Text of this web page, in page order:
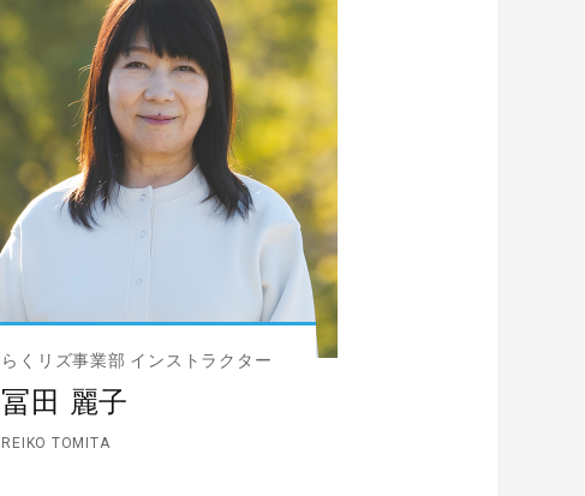
らくリズ事業部 インストラクター
冨田 麗子
REIKO TOMITA